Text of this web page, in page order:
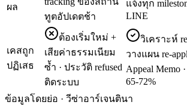
ผล
ทูตอัปเดตช้า
แจ้งทุก
LINE
เคสถูก
ปฏิเสธ
ต้องเริ่มใหม่ +
เสียค่าธรรมเนียม
ซ้ำ · ประวัติ refused
ติดระบบ
วิเคราะห์
วางแผน re-
Appeal Memo
65-72%
ข้อมูลโดยย่อ · วีซ่าอาร์เจนตินา